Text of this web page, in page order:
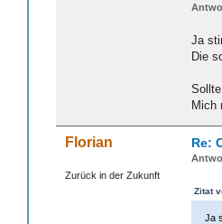
Ja
Die
Mich
Florian
Zurück in der Zukunft
Re:
Zitat
Ja